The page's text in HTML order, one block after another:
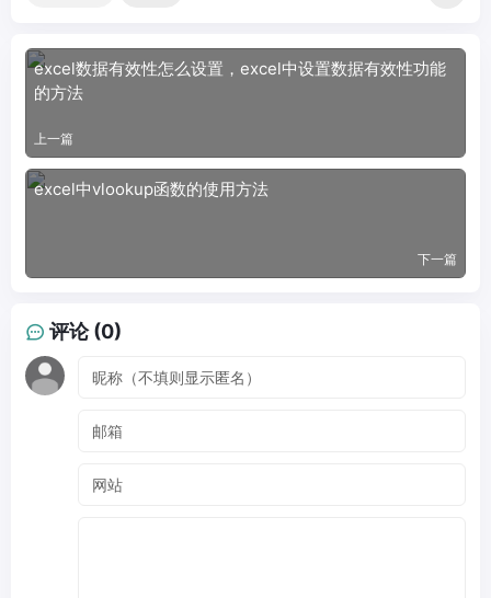
excel数据有效性怎么设置，excel中设置数据有效性功能
的方法
上一篇
excel中vlookup函数的使用方法
下一篇
评论 (0)